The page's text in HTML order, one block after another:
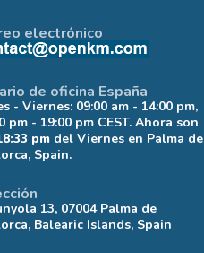
electrónico
de oficina España
- Viernes: 09:00 am - 14:00 pm,
pm - 19:00 pm CEST. Ahora son
pm del Viernes en Palma de
Spain.
13, 07004 Palma de
Balearic Islands, Spain